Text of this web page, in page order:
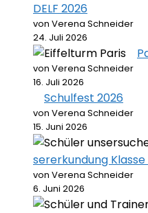
DELF 2026
von Verena Schneider
24. Juli 2026
von Verena Schneider
16. Juli 2026
Schulfest 2026
von Verena Schneider
15. Juni 2026
sererkundung Klasse
von Verena Schneider
6. Juni 2026